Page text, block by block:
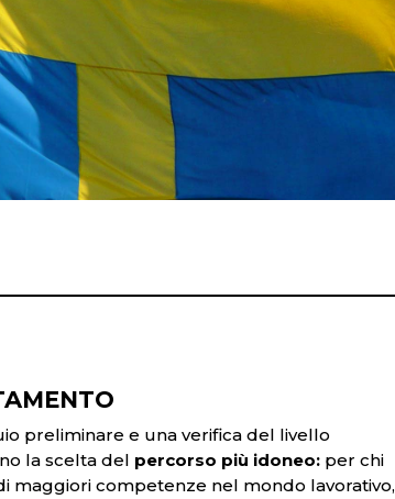
preliminare e una verifica del livello
la scelta del percorso più idoneo:per chi
maggiori competenze nel mondo lavorativo,